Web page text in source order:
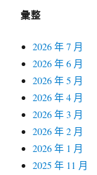
彙整
2026 年 7 月
2026 年 6 月
2026 年 5 月
2026 年 4 月
2026 年 3 月
2026 年 2 月
2026 年 1 月
2025 年 11 月